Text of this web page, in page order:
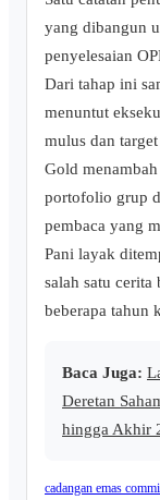
yang dibangun
penyelesaian
Dari tahap ini
menuntut
mulus dan
Gold
portofolio grup
pembaca yang
Pani layak
salah satu
beberapa tahun
Baca Juga:
Deretan
hingga Akhir
cadangan emas